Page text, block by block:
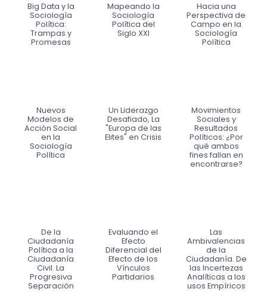
Big Data y la
Sociología
Política:
Trampas y
Promesas
Mapeando la
Sociología
Política del
Siglo XXI
Hacia una
Perspectiva de
Campo en la
Sociología
Política
Nuevos
Modelos de
Acción Social
en la
Sociología
Política
Un Liderazgo
Desafiado, La
"Europa de las
Elites" en Crisis
Movimientos
Sociales y
Resultados
Políticos: ¿Por
qué ambos
fines fallan en
encontrarse?
De la
Ciudadanía
Política a la
Ciudadanía
Civil. La
Progresiva
Separación
Evaluando el
Efecto
Diferencial del
Efecto de los
Vínculos
Partidarios
Las
Ambivalencias
de la
Ciudadanía. De
las Incertezas
Analíticas a los
usos Empíricos